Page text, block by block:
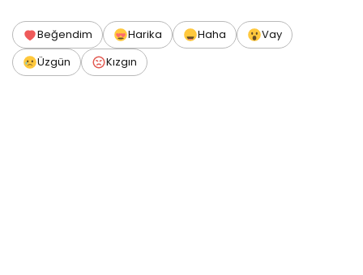
yaşında?
Beğendim Harika Haha
Vay
Üzgün
Kızgın